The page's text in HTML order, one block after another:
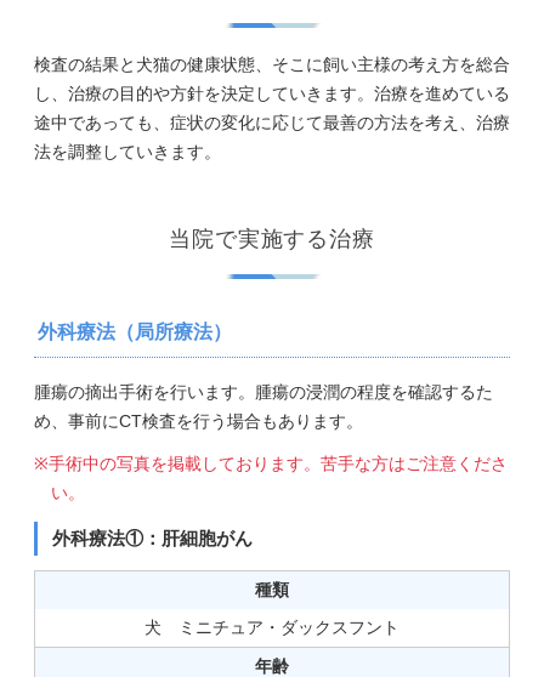
検査の結果と犬猫の健康状態、そこに飼い主様の考え方を総合
し、治療の目的や方針を決定していきます。治療を進めている
途中であっても、症状の変化に応じて最善の方法を考え、治療
法を調整していきます。
当院で実施する治療
外科療法（局所療法）
腫瘍の摘出手術を行います。腫瘍の浸潤の程度を確認するた
め、事前にCT検査を行う場合もあります。
手術中の写真を掲載しております。苦手な方はご注意くださ
い。
外科療法①：肝細胞がん
種類
犬 ミニチュア・ダックスフント
年齢